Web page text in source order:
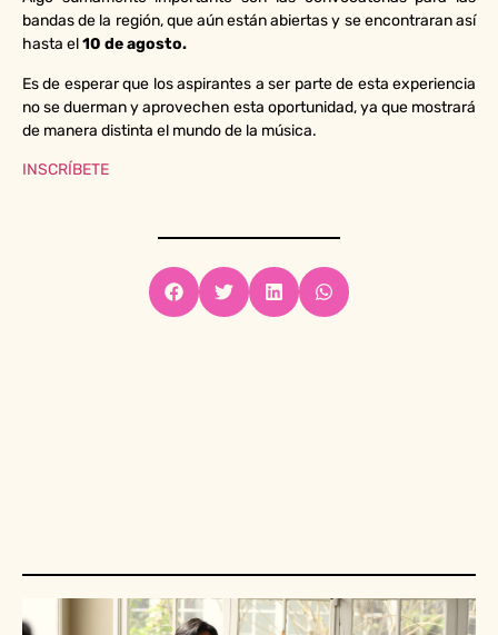
bandas de la región, que aún están abiertas y se encontraran así
hasta el10 de agosto.
Es de esperar que los aspirantes a ser parte de esta experiencia
no se duerman y aprovechen esta oportunidad, ya que mostrará
de manera distinta el mundo de la música.
INSCRÍBETE